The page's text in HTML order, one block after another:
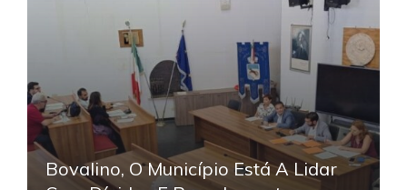
Bovalino, O Município Está A Lidar